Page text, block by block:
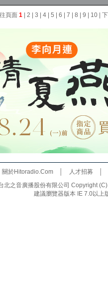
頁面 1| 2 3 4| 5 6 7 8 9 10|
關於Hitoradio.Com│ 人才招募
北之音廣播股份有限公司 Copyright
建議瀏覽器版本 IE 7.0以上